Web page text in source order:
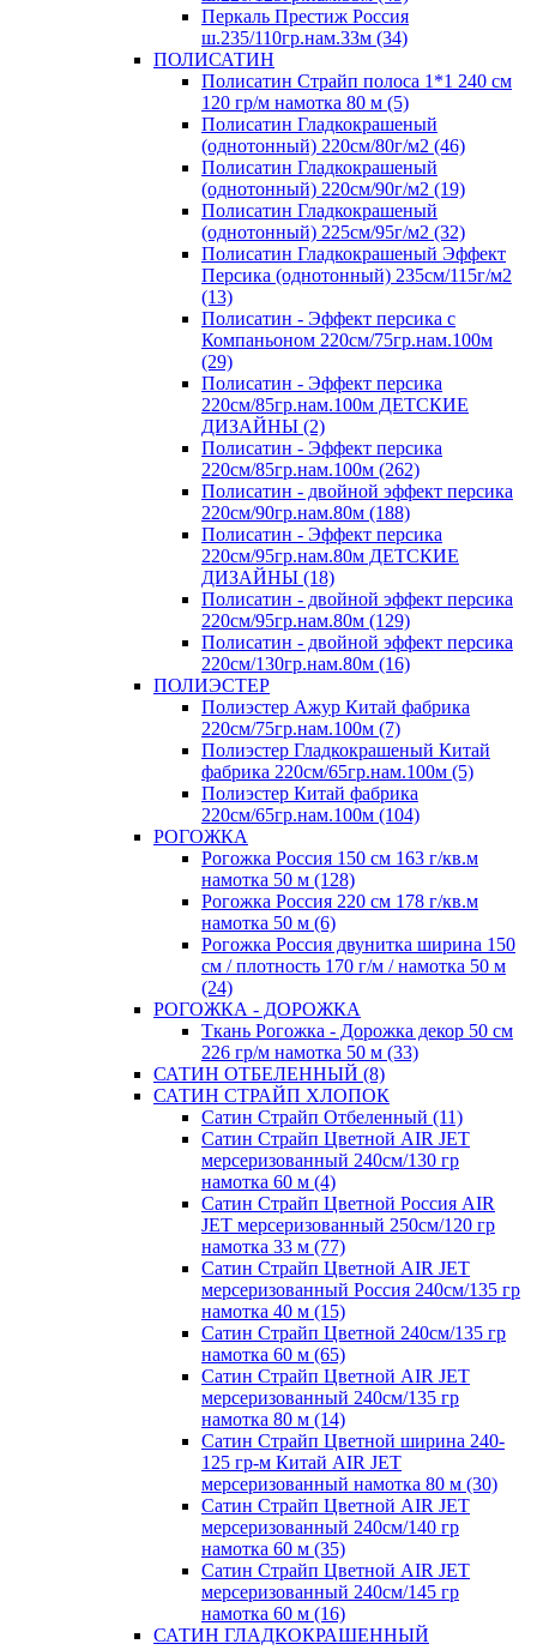
Перкаль Престиж Россия
ш.235/110гр.нам.33м (34)
ПОЛИСАТИН
Полисатин Страйп полоса 1*1 240 см
120 гр/м намотка 80 м (5)
Полисатин Гладкокрашеный
(однотонный) 220см/80г/м2 (46)
Полисатин Гладкокрашеный
(однотонный) 220см/90г/м2 (19)
Полисатин Гладкокрашеный
(однотонный) 225см/95г/м2 (32)
Полисатин Гладкокрашеный Эффект
Персика (однотонный) 235см/115г/м2
(13)
Полисатин - Эффект персика с
Компаньоном 220см/75гр.нам.100м
(29)
Полисатин - Эффект персика
220см/85гр.нам.100м ДЕТСКИЕ
ДИЗАЙНЫ (2)
Полисатин - Эффект персика
220см/85гр.нам.100м (262)
Полисатин - двойной эффект персика
220см/90гр.нам.80м (188)
Полисатин - Эффект персика
220см/95гр.нам.80м ДЕТСКИЕ
ДИЗАЙНЫ (18)
Полисатин - двойной эффект персика
220см/95гр.нам.80м (129)
Полисатин - двойной эффект персика
220см/130гр.нам.80м (16)
ПОЛИЭСТЕР
Полиэстер Ажур Китай фабрика
220см/75гр.нам.100м (7)
Полиэстер Гладкокрашеный Китай
фабрика 220см/65гр.нам.100м (5)
Полиэстер Китай фабрика
220см/65гр.нам.100м (104)
РОГОЖКА
Рогожка Россия 150 см 163 г/кв.м
намотка 50 м (128)
Рогожка Россия 220 см 178 г/кв.м
намотка 50 м (6)
Рогожка Россия двунитка ширина 150
см / плотность 170 г/м / намотка 50 м
(24)
РОГОЖКА - ДОРОЖКА
Ткань Рогожка - Дорожка декор 50 см
226 гр/м намотка 50 м (33)
САТИН ОТБЕЛЕННЫЙ (8)
САТИН СТРАЙП ХЛОПОК
Сатин Страйп Отбеленный (11)
Сатин Страйп Цветной AIR JET
мерсеризованный 240см/130 гр
намотка 60 м (4)
Сатин Страйп Цветной Россия AIR
JET мерсеризованный 250см/120 гр
намотка 33 м (77)
Сатин Страйп Цветной AIR JET
мерсеризованный Россия 240см/135 гр
намотка 40 м (15)
Сатин Страйп Цветной 240см/135 гр
намотка 60 м (65)
Сатин Страйп Цветной AIR JET
мерсеризованный 240см/135 гр
намотка 80 м (14)
Сатин Страйп Цветной ширина 240-
125 гр-м Китай AIR JET
мерсеризованный намотка 80 м (30)
Сатин Страйп Цветной AIR JET
мерсеризованный 240см/140 гр
намотка 60 м (35)
Сатин Страйп Цветной AIR JET
мерсеризованный 240см/145 гр
намотка 60 м (16)
САТИН ГЛАДКОКРАШЕННЫЙ